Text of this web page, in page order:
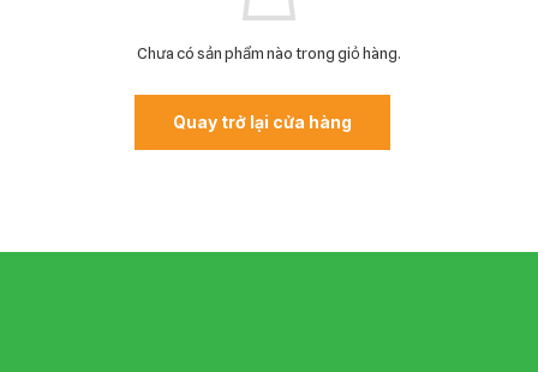
Chưa có sản phẩm nào trong giỏ hàng.
Quay trở lại cửa hàng